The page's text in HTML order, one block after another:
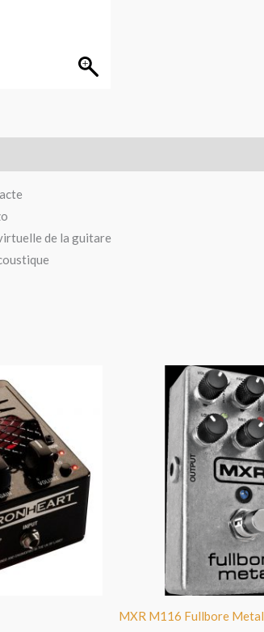
de la guitare
MXR M116 Fullbore Metal